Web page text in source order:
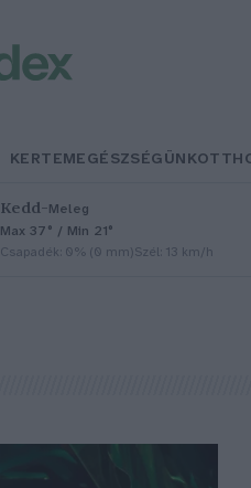
KERTEMEGÉSZSÉGÜNK
Kedd–Meleg
Max 37° / Min 21°
Csapadék: 0% (0 mm)Szél: 13 km/h